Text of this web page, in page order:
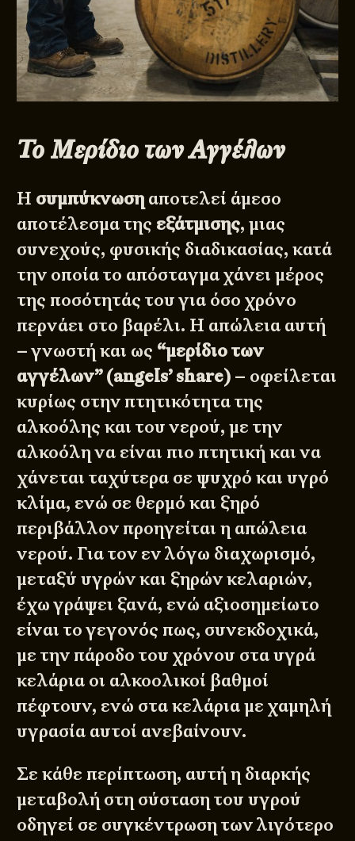
Το Μερίδιο των Αγγέλων
Η συμπύκνωση αποτελεί άμεσο
αποτέλεσμα της εξάτμισης, μιας
συνεχούς, φυσικής διαδικασίας, κατά
την οποία το απόσταγμα χάνει μέρος
της ποσότητάς του για όσο χρόνο
περνάει στο βαρέλι. Η απώλεια αυτή
– γνωστή και ως “μερίδιο των
αγγέλων” (angels’ share) – οφείλεται
κυρίως στην πτητικότητα της
αλκοόλης και του νερού, με την
αλκοόλη να είναι πιο πτητική και να
χάνεται ταχύτερα σε ψυχρό και υγρό
κλίμα, ενώ σε θερμό και ξηρό
περιβάλλον προηγείται η απώλεια
νερού. Για τον εν λόγω διαχωρισμό,
μεταξύ υγρών και ξηρών κελαριών,
έχω γράψει ξανά, ενώ αξιοσημείωτο
είναι το γεγονός πως, συνεκδοχικά,
με την πάροδο του χρόνου στα υγρά
κελάρια οι αλκοολικοί βαθμοί
πέφτουν, ενώ στα κελάρια με χαμηλή
υγρασία αυτοί ανεβαίνουν.
Σε κάθε περίπτωση, αυτή η διαρκής
μεταβολή στη σύσταση του υγρού
οδηγεί σε συγκέντρωση των λιγότερο